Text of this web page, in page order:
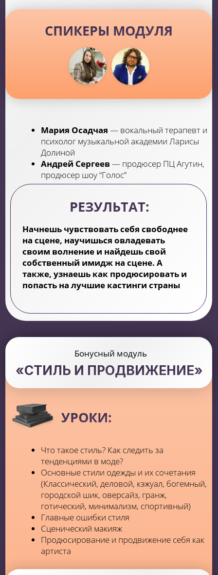
Это подтверждает высокий уровень и
профессионализм обучения. Благодаря
образовательным стандартам, используем
проверенные методики и обеспечиваем
нашим ученикам качественную
подготовку.
можно вернуть налог
работодатель может оплатить учебу
НАША ВОКАЛЬНАЯ ШКОЛА
ИМЕЕТ ЛИЦЕНЗИЮ
МИНИСТЕРСТВА ОБРАЗОВАНИЯ
ЧТО В РЕЗУЛЬТАТЕ?
Избавишься от страха сцены и
внутреннюю опору
Расширишь свой диапазон,
высокие ноты и сложные техники
Начнешь
заниматься любимым
делом,что даст энергию и яркость
жизни!
собственный репертуар!
Песни и музыка, которые идеально
подходят и нравятся тебе
Поймешь,с чего начать реализацию
в музыкеи осуществишь свою мечту!
Появятся скиллы и знания, которые
помогутгромко заявить о себе на
большой сцене,
наравне с другими
звездами!
Узнаешь,как попасть в лейбли как